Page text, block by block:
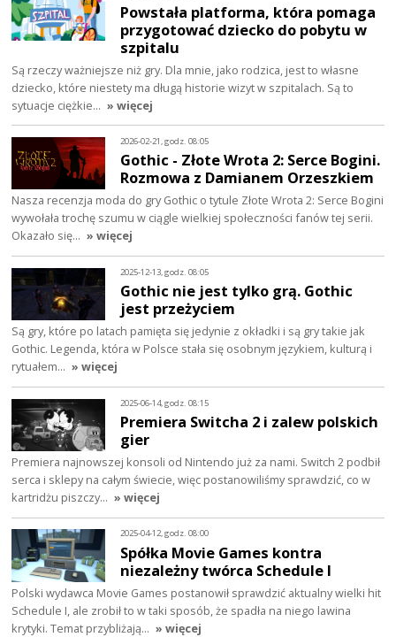
Powstała platforma, która pomaga
przygotować dziecko do pobytu w
szpitalu
Są rzeczy ważniejsze niż gry. Dla mnie, jako rodzica, jest to własne
dziecko, które niestety ma długą historie wizyt w szpitalach. Są to
sytuacje ciężkie… » więcej
2026-02-21, godz. 08:05
Gothic - Złote Wrota 2: Serce Bogini.
Rozmowa z Damianem Orzeszkiem
Nasza recenzja moda do gry Gothic o tytule Złote Wrota 2: Serce Bogini
wywołała trochę szumu w ciągle wielkiej społeczności fanów tej serii.
Okazało się… » więcej
2025-12-13, godz. 08:05
Gothic nie jest tylko grą. Gothic
jest przeżyciem
Są gry, które po latach pamięta się jedynie z okładki i są gry takie jak
Gothic. Legenda, która w Polsce stała się osobnym językiem, kulturą i
rytuałem… » więcej
2025-06-14, godz. 08:15
Premiera Switcha 2 i zalew polskich
gier
Premiera najnowszej konsoli od Nintendo już za nami. Switch 2 podbił
serca i sklepy na całym świecie, więc postanowiliśmy sprawdzić, co w
kartridżu piszczy… » więcej
2025-04-12, godz. 08:00
Spółka Movie Games kontra
niezależny twórca Schedule I
Polski wydawca Movie Games postanowił sprawdzić aktualny wielki hit
Schedule I, ale zrobił to w taki sposób, że spadła na niego lawina
krytyki. Temat przybliżają… » więcej